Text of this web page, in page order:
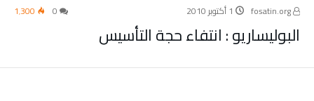
1 أكتوبر 2010 1٬300
البوليساريو : انتفاء حجة التأسيس